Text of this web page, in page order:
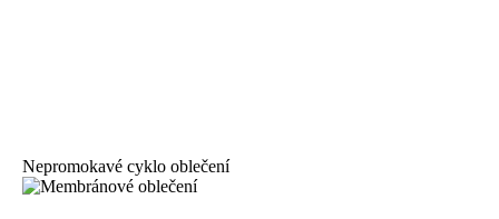
Nepromokavé cyklo oblečení